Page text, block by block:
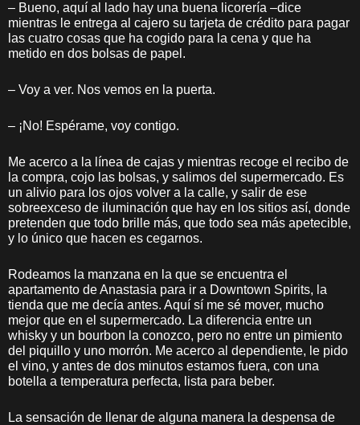
– Bueno, aquí al lado hay una buena licorería –dice
mientras le entrega al cajero su tarjeta de crédito para pagar
las cuatro cosas que ha cogido para la cena y que ha
metido en dos bolsas de papel.
– Voy a ver. Nos vemos en la puerta.
– ¡No! Espérame, voy contigo.
Me acerco a la línea de cajas y mientras recoge el recibo de
la compra, cojo las bolsas, y salimos del supermercado. Es
un alivio para los ojos volver a la calle, y salir de ese
sobreexceso de iluminación que hay en los sitios así, donde
pretenden que todo brille más, que todo sea más apetecible,
y lo único que hacen es cegarnos.
Rodeamos la manzana en la que se encuentra el
apartamento de Anastasia para ir a Downtown Spirits, la
tienda que me decía antes. Aquí sí me sé mover, mucho
mejor que en el supermercado. La diferencia entre un
whisky y un bourbon la conozco, pero no entre un pimiento
del piquillo y uno morrón. Me acerco al dependiente, le pido
el vino, y antes de dos minutos estamos fuera, con una
botella a temperatura perfecta, lista para beber.
La sensación de llenar de alguna manera la despensa de